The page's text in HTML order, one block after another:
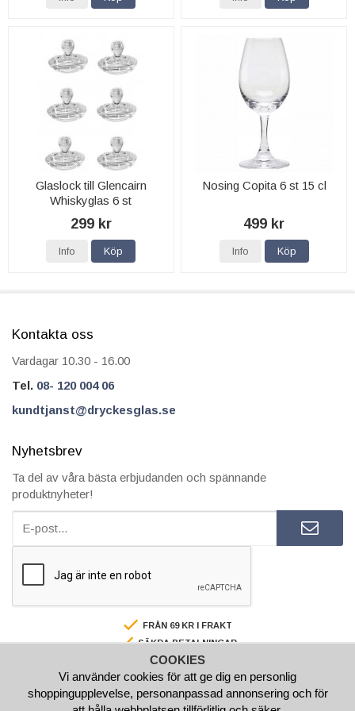
Glaslock till Glencairn
Whiskyglas 6 st
299 kr
Info Köp
Nosing Copita 6 st 15 cl
499 kr
Info Köp
Kontakta oss
Vardagar 10.30 - 16.00
Tel. 08- 120 004 06
kundtjanst@dryckesglas.se
Nyhetsbrev
Ta del av våra bästa erbjudanden och spännande
produktnyheter!
FRÅN 69 KR I FRAKT
SÄKRA BETALNINGAR
FAKTURA/AVBETALNING
SNABBA LEVERANSER
BESTÄLL INNAN 15.00 SÅ SKICKAR VI SAMMA VARDAG
COOKIES
Vi använder cookies för att ge dig en personlig
shoppingupplevelse, personanpassad annonsering och för